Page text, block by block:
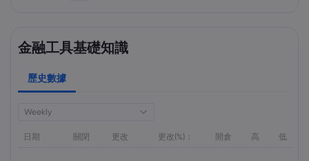
金融工具基礎知識
歷史數據
Weekly
日期 關閉 更改 更改(%)： 開倉 高 低